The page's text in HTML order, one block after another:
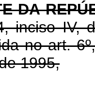
DA
inciso IV,
no art.
1995,